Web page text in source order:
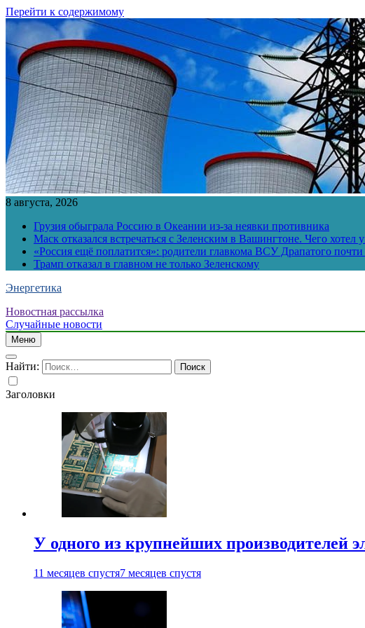
Перейти к содержимому
8 августа, 2026
Грузия обыграла Россию в Океании из-за неявки противника
Маск отказался встречаться с Зеленским в Вашингтоне. Чего хотел
«Россия ещё поплатится»: родители главкома ВСУ Драпатого
Трамп отказал в главном не только Зеленскому
Энергетика
Новостная рассылка
Случайные новости
Меню
Найти:
Заголовки
У одного из крупнейших производителей
11 месяцев спустя7 месяцев спустя